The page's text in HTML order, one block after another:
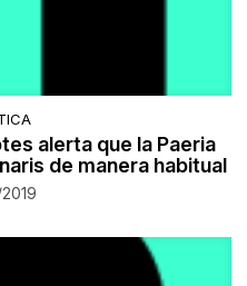
alerta que la Paeria
de manera habitual